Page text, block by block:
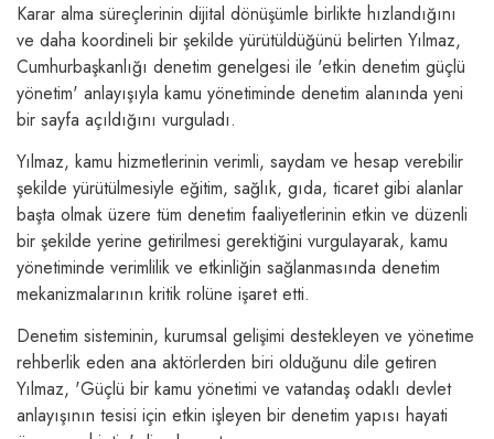
Karar alma süreçlerinin dijital dönüşümle birlikte hızlandığını
ve daha koordineli bir şekilde yürütüldüğünü belirten Yılmaz,
Cumhurbaşkanlığı denetim genelgesi ile 'etkin denetim güçlü
yönetim' anlayışıyla kamu yönetiminde denetim alanında yeni
bir sayfa açıldığını vurguladı.
Yılmaz, kamu hizmetlerinin verimli, saydam ve hesap verebilir
şekilde yürütülmesiyle eğitim, sağlık, gıda, ticaret gibi alanlar
başta olmak üzere tüm denetim faaliyetlerinin etkin ve düzenli
bir şekilde yerine getirilmesi gerektiğini vurgulayarak, kamu
yönetiminde verimlilik ve etkinliğin sağlanmasında denetim
mekanizmalarının kritik rolüne işaret etti.
Denetim sisteminin, kurumsal gelişimi destekleyen ve yönetime
rehberlik eden ana aktörlerden biri olduğunu dile getiren
Yılmaz, 'Güçlü bir kamu yönetimi ve vatandaş odaklı devlet
anlayışının tesisi için etkin işleyen bir denetim yapısı hayati